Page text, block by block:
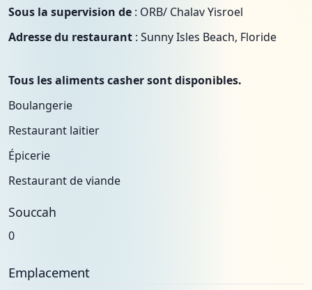
Sous la supervision de : ORB/ Chalav Yisroel
Adresse du restaurant : Sunny Isles Beach, Floride
Tous les aliments casher sont disponibles.
Boulangerie
Restaurant laitier
Épicerie
Restaurant de viande
Souccah
0
Emplacement